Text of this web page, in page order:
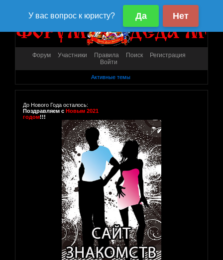
Форум Участники Правила Поиск
Регистрация
Войти
Активные темы
До Нового Года осталось:
Поздравляем с Новым 2021
годом!!!